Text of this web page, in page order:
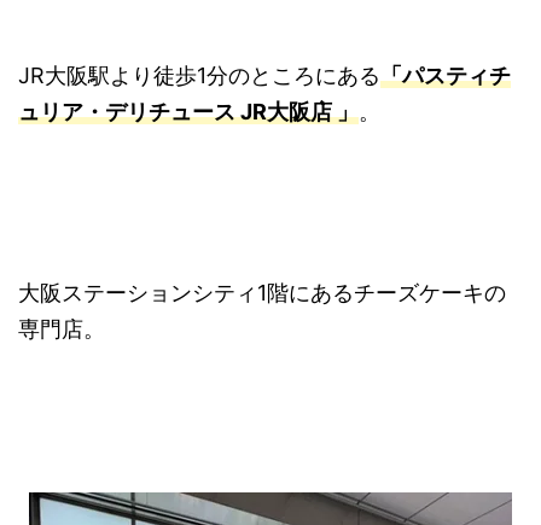
JR大阪駅より徒歩1分のところにある「パスティチ
ュリア・デリチュース JR大阪店 」。
大阪ステーションシティ1階にあるチーズケーキの
専門店。